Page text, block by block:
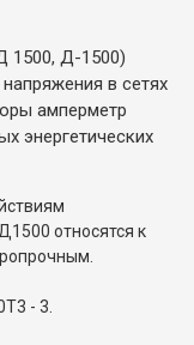
1500, Д-1500)
в сетях
амперметр
энергетических
относятся к
- 3.